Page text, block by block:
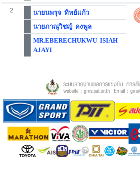
2
นายนพรุจ ทิพย์แก้ว
นายภาณุวิชญ์ คงพูล
MR.EBERECHUKWU ISIAH
AJAYI